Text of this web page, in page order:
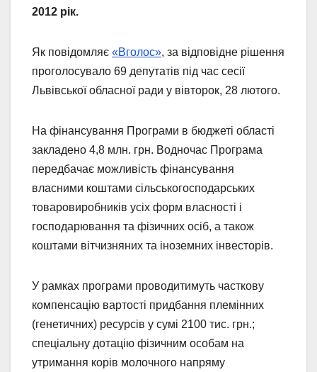
2012 рік.
Як повідомляє «Вголос», за відповідне рішення
проголосувало 69 депутатів під час сесії
Львівської обласної ради у вівторок, 28 лютого.
На фінансування Програми в бюджеті області
закладено 4,8 млн. грн. Водночас Програма
передбачає можливість фінансування
власними коштами сільськогосподарських
товаровиробників усіх форм власності і
господарювання та фізичних осіб, а також
коштами вітчизняних та іноземних інвесторів.
У рамках програми проводитимуть часткову
компенсацію вартості придбання племінних
(генетичних) ресурсів у сумі 2100 тис. грн.;
спеціальну дотацію фізичним особам на
утримання корів молочного напряму